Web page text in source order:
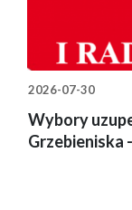
2026-07-30
Wybory
Grzebieniska